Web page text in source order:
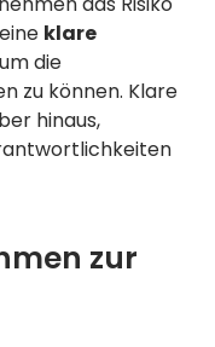
klare
die
zu können. Klare
hinaus,
zur